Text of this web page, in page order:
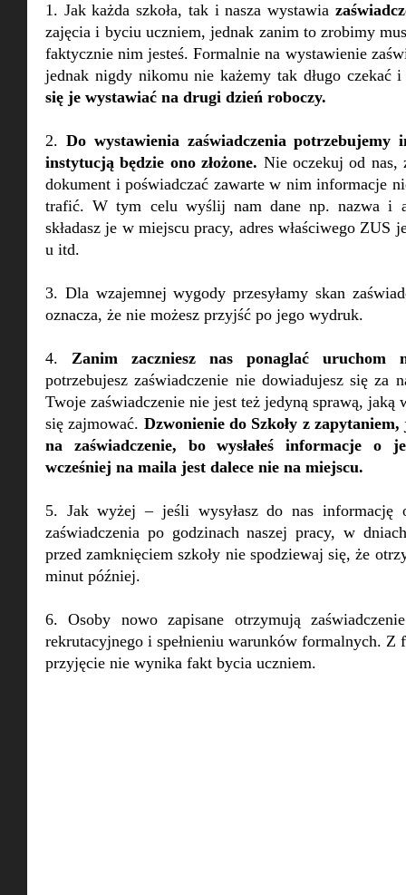
1. Jak każda szkoła, tak i nasza wystawia
zajęcia i byciu uczniem, jednak zanim to zrobimy
faktycznie nim jesteś. Formalnie na wystawienie
jednak nigdy nikomu nie każemy tak długo czekać
się je wystawiać na drugi dzień roboczy.
2. Do wystawienia zaświadczenia potrzebujemy
instytucją będzie ono złożone. Nie oczekuj od nas,
dokument i poświadczać zawarte w nim informacje
trafić. W tym celu wyślij nam dane np. nazwa i
składasz je w miejscu pracy, adres właściwego ZUS
u itd.
3. Dla wzajemnej wygody przesyłamy skan
oznacza, że nie możesz przyjść po jego wydruk.
4. Zanim zaczniesz nas ponaglać uruchom
potrzebujesz zaświadczenie nie dowiadujesz się za
Twoje zaświadczenie nie jest też jedyną sprawą, jaką
się zajmować. Dzwonienie do Szkoły z zapytaniem,
na zaświadczenie, bo wysłałeś informacje o
wcześniej na maila jest dalece nie na miejscu.
5. Jak wyżej – jeśli wysyłasz do nas informację
zaświadczenia po godzinach naszej pracy, w
przed zamknięciem szkoły nie spodziewaj się, że
minut później.
6. Osoby nowo zapisane otrzymują
rekrutacyjnego i spełnieniu warunków formalnych. Z
przyjęcie nie wynika fakt bycia uczniem.